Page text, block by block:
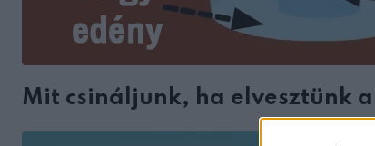
Mit csináljunk, ha elvesztünk